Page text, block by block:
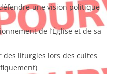
une vision politique
de l’Église et de sa
liturgies lors des cultes